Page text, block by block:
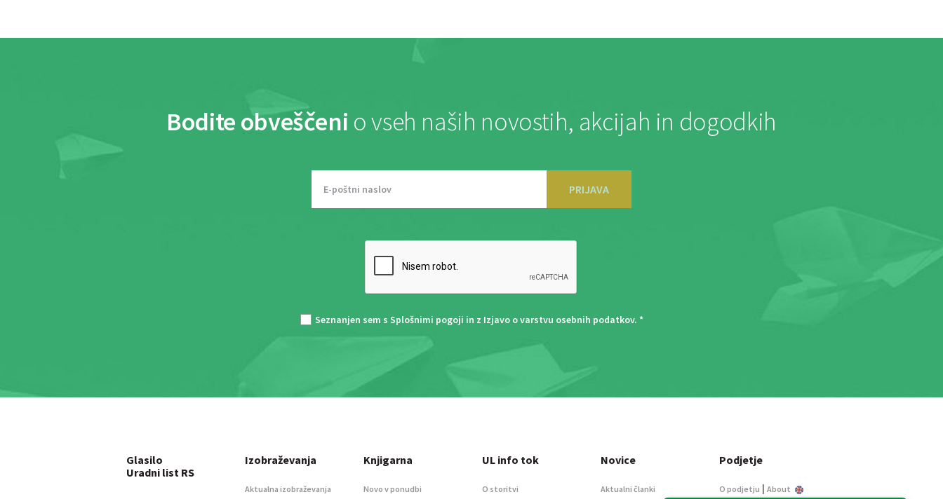
Bodite obveščeni o vseh naših novostih, akcijah in dogodkih
PRIJAVA
Seznanjen sem s Splošnimi pogoji in z Izjavo o varstvu osebnih podatkov. *
Glasilo
Uradni list RS
Izobraževanja
Aktualna izobraževanja
Knjigarna
Novo v ponudbi
UL info tok
O storitvi
Novice
Aktualni članki
Podjetje
O podjetju | About